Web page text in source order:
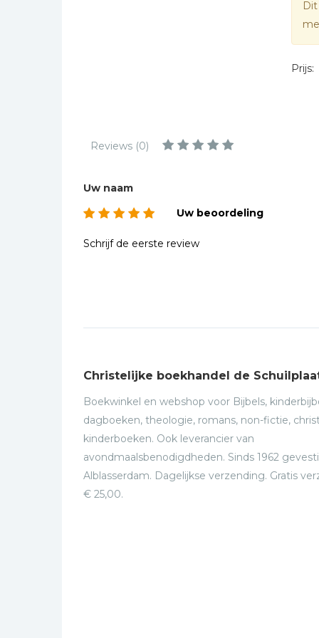
Regio | Alblasserwaard
gidsen
Taalstudie
Wenskaarten
Prijs:
Reviews (0)
Uw naam
Uw beoordeling
Schrijf de eerste review
Christelijke boekhandel de
Boekwinkel en webshop voor Bijbels,
dagboeken, theologie, romans, non-fictie,
kinderboeken. Ook leverancier van
avondmaalsbenodigdheden. Sinds 1962
Alblasserdam. Dagelijkse verzending. Gratis
€ 25,00.